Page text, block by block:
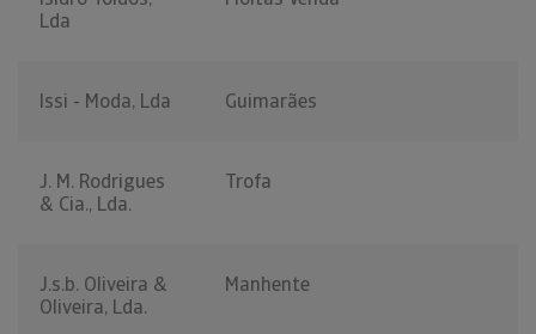
Lda
Issi - Moda, Lda Guimarães
J. M. Rodrigues
& Cia., Lda.
Trofa
J.s.b. Oliveira &
Oliveira, Lda.
Manhente